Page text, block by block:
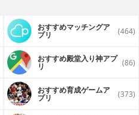
おすすめマッチングア
プリ (464)
おすすめ殿堂入り神アプ
リ (86)
おすすめ育成ゲームア
プリ (373)